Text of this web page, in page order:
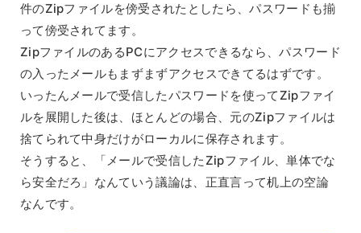
件のZipファイルを傍受されたとしたら、パスワードも揃
って傍受されてます。
ZipファイルのあるPCにアクセスできるなら、パスワード
の入ったメールもまずまずアクセスできてるはずです。
いったんメールで受信したパスワードを使ってZipファイ
ルを展開した後は、ほとんどの場合、元のZipファイルは
捨てられて中身だけがローカルに保存されます。
そうすると、「メールで受信したZipファイル、単体でな
ら安全だろ」なんていう議論は、正直言って机上の空論
なんです。